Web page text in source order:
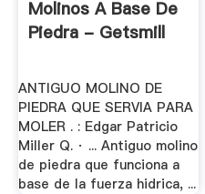
Molinos A Base De
Piedra - Getsmill
ANTIGUO MOLINO DE
PIEDRA QUE SERVIA PARA
MOLER . : Edgar Patricio
Miller Q. · ... Antiguo molino
de piedra que funciona a
base de la fuerza hidrica, ...